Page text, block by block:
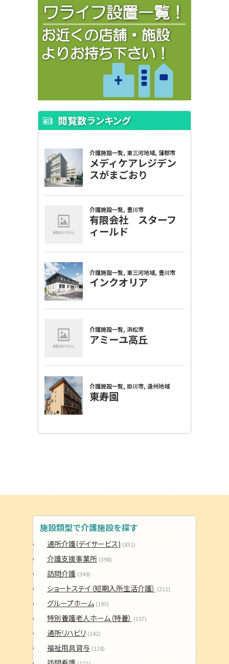
閲覧数ランキング
施設類型で介護施設を探す
通所介護(デイサービス) (831)
介護支援事業所 (398)
訪問介護 (349)
ショートステイ（短期入所生活介護） (311)
グループホーム (193)
特別養護老人ホーム（特養） (157)
通所リハビリ (142)
福祉用具貸与 (128)